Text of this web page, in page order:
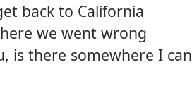
back to California
we went wrong
is there somewhere I can